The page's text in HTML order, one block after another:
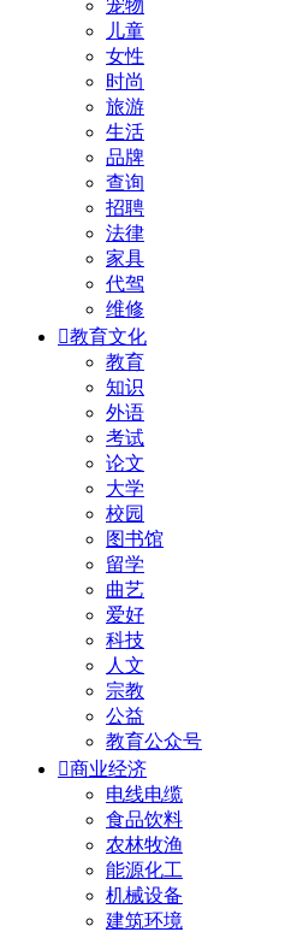
宠物
儿童
女性
时尚
旅游
生活
品牌
查询
招聘
法律
家具
代驾
维修
教育文化
教育
知识
外语
考试
论文
大学
校园
图书馆
留学
曲艺
爱好
科技
人文
宗教
公益
教育公众号
商业经济
电线电缆
食品饮料
农林牧渔
能源化工
机械设备
建筑环境